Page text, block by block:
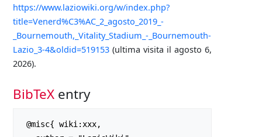
https://www.laziowiki.org/w/index.php?
title=Venerd%C3%AC_2_agosto_2019_-
_Bournemouth,_Vitality_Stadium_-_Bournemouth-
Lazio_3-4&oldid=519153 (ultima visita il agosto 6,
2026).
BibTeX entry